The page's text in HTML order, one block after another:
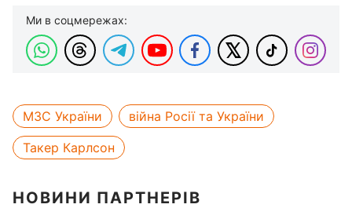
Ми в соцмережах:
МЗС України
війна Росії та України
Такер Карлсон
НОВИНИ ПАРТНЕРІВ